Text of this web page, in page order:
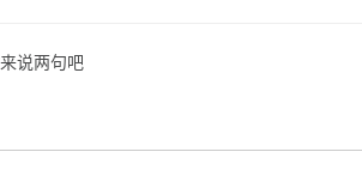
说两句吧